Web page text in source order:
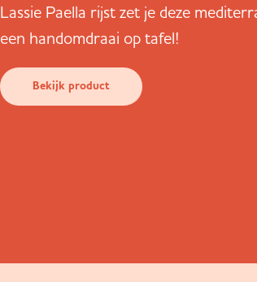
Lassie Paella rijst zet je deze
een handomdraai op tafel!
Bekijk product